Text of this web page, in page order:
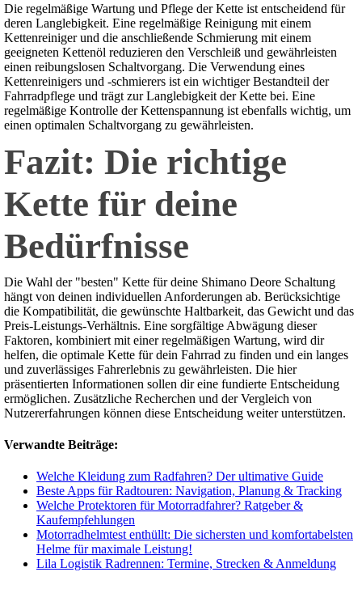
Die regelmäßige Wartung und Pflege der Kette ist entscheidend für
deren Langlebigkeit. Eine regelmäßige Reinigung mit einem
Kettenreiniger und die anschließende Schmierung mit einem
geeigneten Kettenöl reduzieren den Verschleiß und gewährleisten
einen reibungslosen Schaltvorgang. Die Verwendung eines
Kettenreinigers und -schmierers ist ein wichtiger Bestandteil der
Fahrradpflege und trägt zur Langlebigkeit der Kette bei. Eine
regelmäßige Kontrolle der Kettenspannung ist ebenfalls wichtig, um
einen optimalen Schaltvorgang zu gewährleisten.
Fazit: Die richtige
Kette für deine
Bedürfnisse
Die Wahl der "besten" Kette für deine Shimano Deore Schaltung
hängt von deinen individuellen Anforderungen ab. Berücksichtige
die Kompatibilität, die gewünschte Haltbarkeit, das Gewicht und das
Preis-Leistungs-Verhältnis. Eine sorgfältige Abwägung dieser
Faktoren, kombiniert mit einer regelmäßigen Wartung, wird dir
helfen, die optimale Kette für dein Fahrrad zu finden und ein langes
und zuverlässiges Fahrerlebnis zu gewährleisten. Die hier
präsentierten Informationen sollen dir eine fundierte Entscheidung
ermöglichen. Zusätzliche Recherchen und der Vergleich von
Nutzererfahrungen können diese Entscheidung weiter unterstützen.
Verwandte Beiträge:
Welche Kleidung zum Radfahren? Der ultimative Guide
Beste Apps für Radtouren: Navigation, Planung & Tracking
Welche Protektoren für Motorradfahrer? Ratgeber &
Kaufempfehlungen
Motorradhelmtest enthüllt: Die sichersten und komfortabelsten
Helme für maximale Leistung!
Lila Logistik Radrennen: Termine, Strecken & Anmeldung